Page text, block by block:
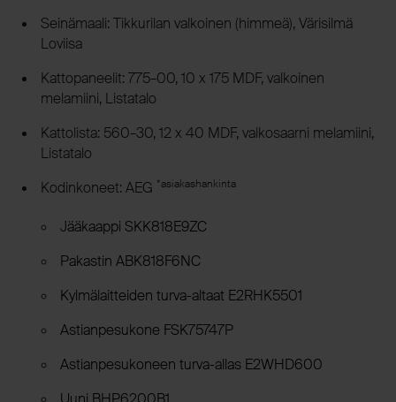
Seinämaali: Tikkurilan valkoinen (himmeä), Värisilmä
Loviisa
Kattopaneelit: 775–00, 10 x 175 MDF, valkoinen
melamiini, Listatalo
Kattolista: 560–30, 12 x 40 MDF, valkosaarni melamiini,
Listatalo
Kodinkoneet: AEG *asiakashankinta
Jääkaappi SKK818E9ZC
Pakastin ABK818F6NC
Kylmälaitteiden turva-altaat E2RHK5501
Astianpesukone FSK75747P
Astianpesukoneen turva-allas E2WHD600